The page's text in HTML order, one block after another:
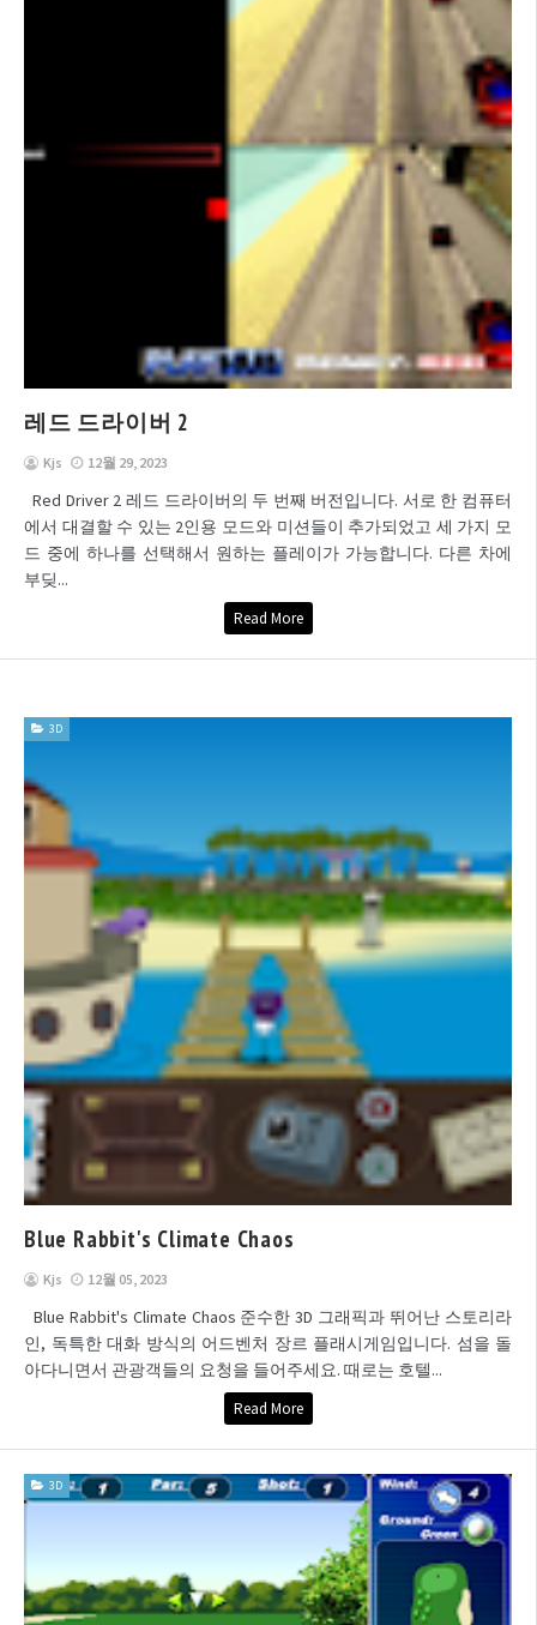
레드 드라이버 2
Kjs 12월 29, 2023
Red Driver 2 레드 드라이버의 두 번째 버전입니다. 서로 한 컴퓨터
에서 대결할 수 있는 2인용 모드와 미션들이 추가되었고 세 가지 모
드 중에 하나를 선택해서 원하는 플레이가 가능합니다. 다른 차에
부딪...
Read More
3D
Blue Rabbit's Climate Chaos
Kjs 12월 05, 2023
Blue Rabbit's Climate Chaos 준수한 3D 그래픽과 뛰어난 스토리라
인, 독특한 대화 방식의 어드벤처 장르 플래시게임입니다. 섬을 돌
아다니면서 관광객들의 요청을 들어주세요. 때로는 호텔...
Read More
3D